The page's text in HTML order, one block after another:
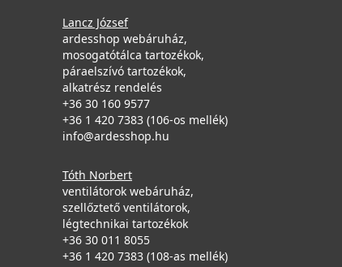
Lancz József
ardesshop webáruház,
mosogatótálca tartozékok,
páraelszívó tartozékok,
alkatrész rendelés
+36 30 160 9577
+36 1 420 7383 (106-os mellék)
info@ardesshop.hu
Tóth Norbert
ventilátorok webáruház,
szellőztető ventilátorok,
légtechnikai tartozékok
+36 30 011 8055
+36 1 420 7383 (108-as mellék)